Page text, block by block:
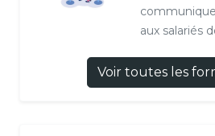
aux salariés
Voir toutes les